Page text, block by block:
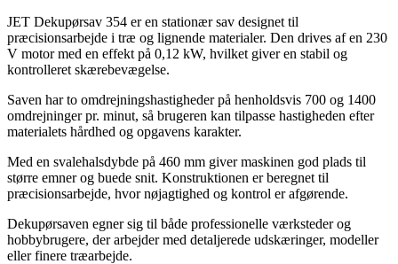
JET Dekupørsav 354 er en stationær sav designet til
præcisionsarbejde i træ og lignende materialer. Den drives af en 230
V motor med en effekt på 0,12 kW, hvilket giver en stabil og
kontrolleret skærebevægelse.
Saven har to omdrejningshastigheder på henholdsvis 700 og 1400
omdrejninger pr. minut, så brugeren kan tilpasse hastigheden efter
materialets hårdhed og opgavens karakter.
Med en svalehalsdybde på 460 mm giver maskinen god plads til
større emner og buede snit. Konstruktionen er beregnet til
præcisionsarbejde, hvor nøjagtighed og kontrol er afgørende.
Dekupørsaven egner sig til både professionelle værksteder og
hobbybrugere, der arbejder med detaljerede udskæringer, modeller
eller finere træarbejde.